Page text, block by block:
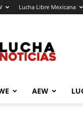
Lucha Libre Mexicana
Noticias
AEW